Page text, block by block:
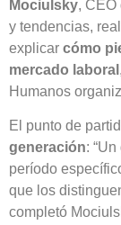
Mociulsky, CEO
y tendencias,
explicar cómo
mercado laboral
Humanos
El punto de
generación:
período
que los
completó